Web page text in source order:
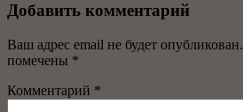
Добавить комментарий
Ваш адрес email не будет опубликован.
помечены *
Комментарий *